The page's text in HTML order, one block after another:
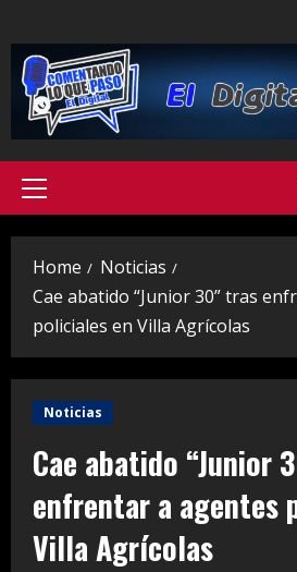
to
content
Primary
Home
Noticias
Cae abatido “Junior 30” tras
policiales en Villa Agrícolas
Noticias
Cae abatido “Junior
enfrentar a agentes
Villa Agrícolas